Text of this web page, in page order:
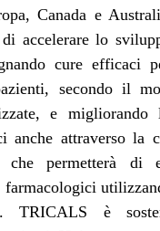
Canada e
accelerare lo
cure efficaci
secondo il
e migliorando
anche attraverso la
che permetterà di
TRICALS è